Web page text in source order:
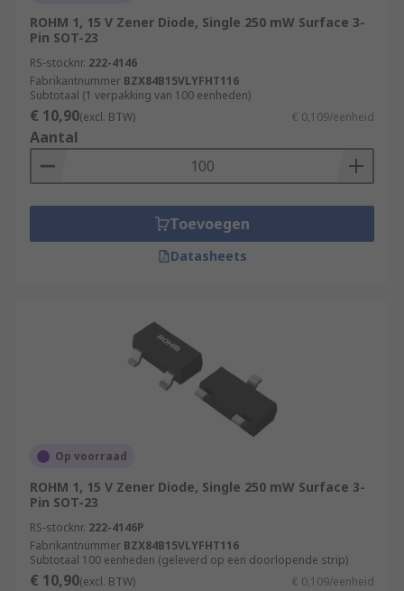
ROHM 1, 15 V Zener Diode, Single 250 mW Surface 3-
Pin SOT-23
RS-stocknr. 222-4146
Fabrikantnummer BZX84B15VLYFHT116
Subtotaal (1 verpakking van 100 eenheden)
€ 10,90(excl. BTW) € 0,109/eenheid
Aantal
Toevoegen
Datasheets
Op voorraad
ROHM 1, 15 V Zener Diode, Single 250 mW Surface 3-
Pin SOT-23
RS-stocknr. 222-4146P
Fabrikantnummer BZX84B15VLYFHT116
Subtotaal 100 eenheden (geleverd op een doorlopende strip)
€ 10,90(excl. BTW) € 0,109/eenheid